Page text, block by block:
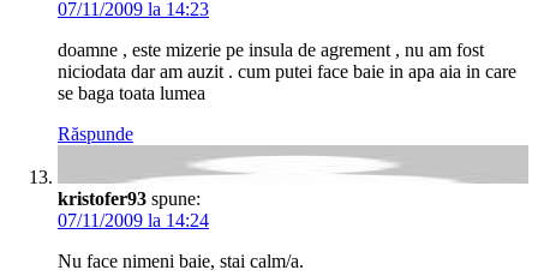
07/11/2009 la 14:23
doamne , este mizerie pe insula de agrement , nu am fost
niciodata dar am auzit . cum putei face baie in apa aia in care
se baga toata lumea
Răspunde
kristofer93 spune:
07/11/2009 la 14:24
Nu face nimeni baie, stai calm/a.